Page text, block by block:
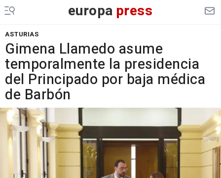
europa press
ASTURIAS
Gimena Llamedo asume
temporalmente la presidencia
del Principado por baja médica
de Barbón